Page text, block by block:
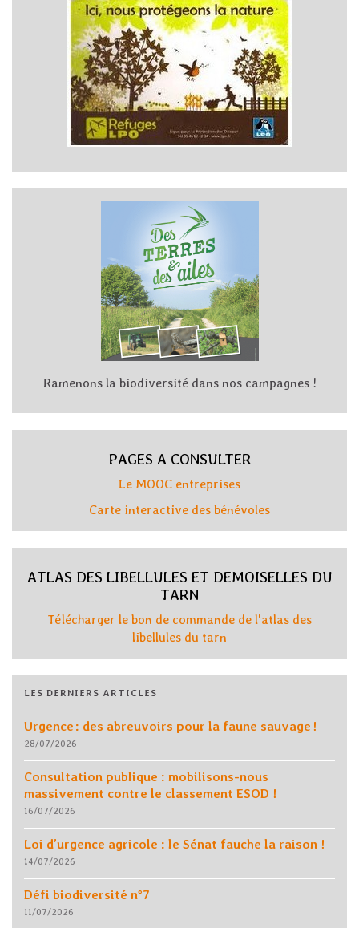
Ramenons la biodiversité dans nos campagnes !
PAGES A CONSULTER
Le MOOC entreprises
Carte interactive des bénévoles
ATLAS DES LIBELLULES ET DEMOISELLES DU
TARN
Télécharger le bon de commande de l'atlas des
libellules du tarn
LES DERNIERS ARTICLES
Urgence : des abreuvoirs pour la faune sauvage !
28/07/2026
Consultation publique : mobilisons-nous
massivement contre le classement ESOD !
16/07/2026
Loi d’urgence agricole : le Sénat fauche la raison !
14/07/2026
Défi biodiversité n°7
11/07/2026